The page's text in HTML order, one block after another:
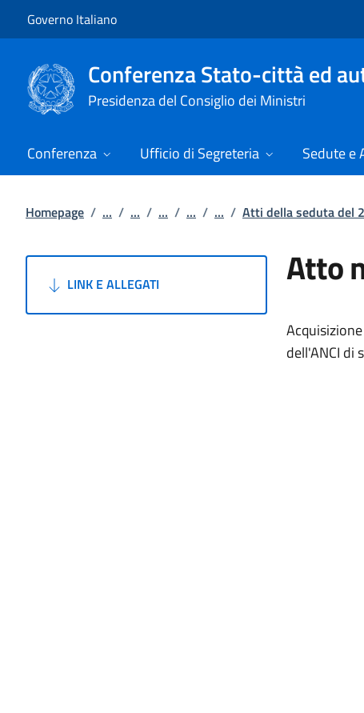
Governo Italiano
Conferenza Stato-città ed
Presidenza del Consiglio dei Ministri
Conferenza Ufficio di Segreteria Sedute e
Homepage / ... / ... / ... / ... / ... / Atti della seduta del
LINK E ALLEGATI Atto
dell'ANCI di